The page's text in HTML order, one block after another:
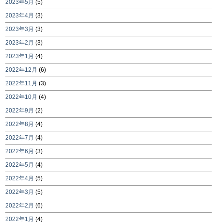
2023年5月 (5)
2023年4月 (3)
2023年3月 (3)
2023年2月 (3)
2023年1月 (4)
2022年12月 (6)
2022年11月 (3)
2022年10月 (4)
2022年9月 (2)
2022年8月 (4)
2022年7月 (4)
2022年6月 (3)
2022年5月 (4)
2022年4月 (5)
2022年3月 (5)
2022年2月 (6)
2022年1月 (4)